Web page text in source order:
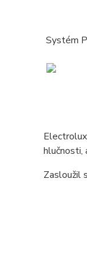
Systém
hlučnosti,
Zasloužil